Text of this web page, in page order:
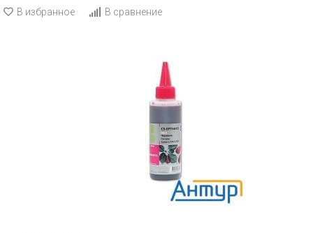
В избранное
В сравнение